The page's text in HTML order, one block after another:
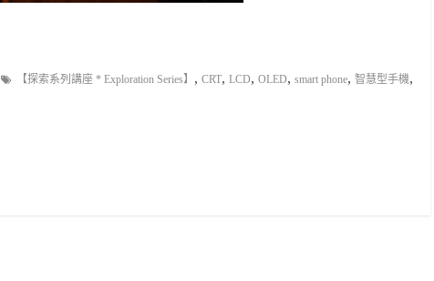
【探索系列講座 * Exploration Series】 , CRT, LCD, OLED, smart phone, 智慧型手機,